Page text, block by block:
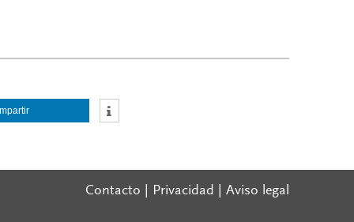
Contacto Privacidad Aviso legal